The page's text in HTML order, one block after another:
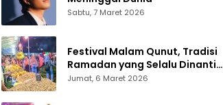
Sabtu, 7 Maret 2026
Festival Malam Qunut, Tradisi
Ramadan yang Selalu Dinanti
Warga Gorontalo
Jumat, 6 Maret 2026